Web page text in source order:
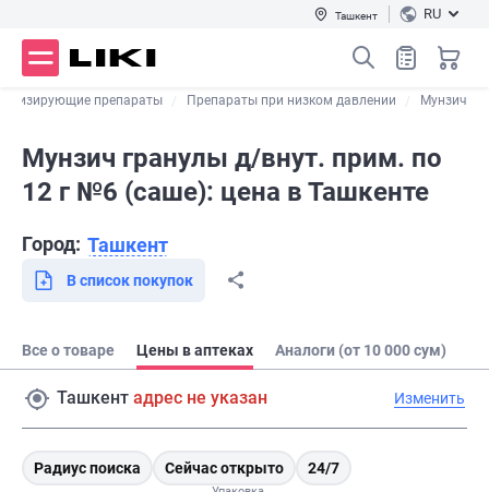
Ташкент RU
препараты Препараты при низком давлении Мунзич
Мунзич гранулы д/внут. прим. по
12 г №6 (саше): цена в Ташкенте
Город: Ташкент
В список покупок
Все о товаре Цены в аптеках Аналоги (от 10 000 сум)
Ташкент адрес не указан Изменить
Радиус поиска Сейчас открыто 24/7